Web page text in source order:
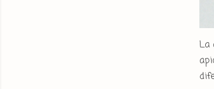
La